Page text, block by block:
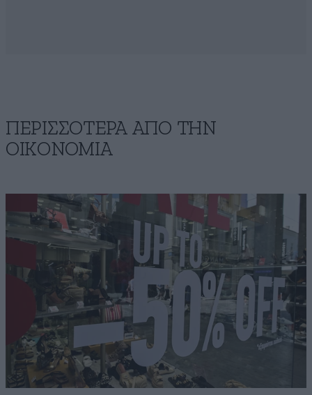
ΠΕΡΙΣΣΟΤΕΡΑ ΑΠΟ ΤΗΝ
ΟΙΚΟΝΟΜΙΑ